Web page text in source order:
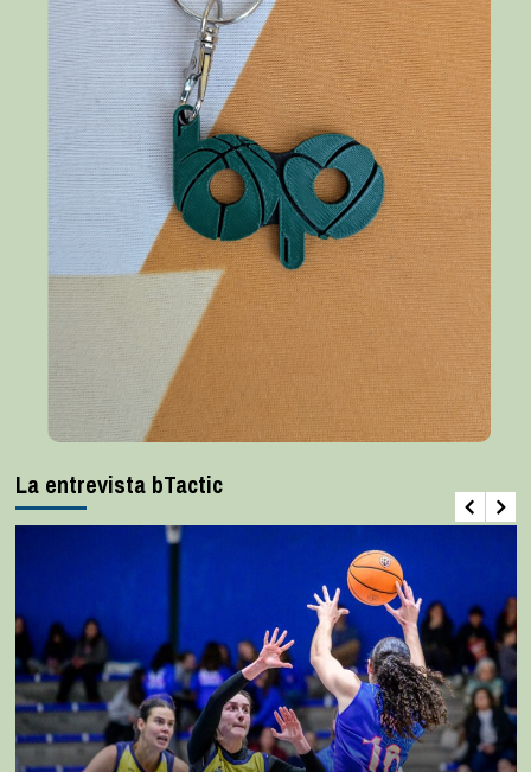
La entrevista bTactic